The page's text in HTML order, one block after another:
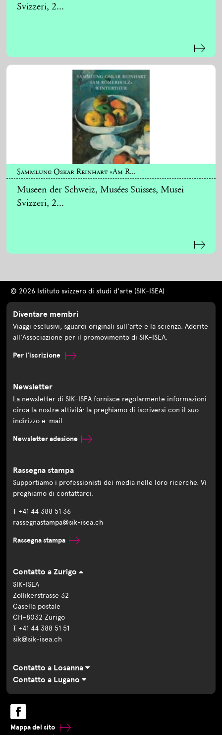
Svizzeri, 2...
Sammlung Oskar Reinhart «Am R...
Museen der Schweiz, Musées Suisses, Musei
Svizzeri, 2...
© 2026 Istituto svizzero di studi d'arte (SIK-ISEA)
Diventare membri
Viaggi esclusivi, sguardi originali sull'arte e la scienza. Aderite
all'Associazione per il promovimento di SIK-ISEA.
Per l'iscrizione
Newsletter
La newsletter di SIK-ISEA fornisce regolarmente informazioni
circa la nostre attività: la preghiamo di iscriversi con il suo
indirizzo e-mail.
Newsletter adesione
Rassegna stampa
Supportiamo i professionisti dei media nelle loro ricerche. Vi
preghiamo di contattarci.
T +41 44 388 51 36
rassegnastampa@sik-isea.ch
Rassegna stampa
Contatto a Zurigo
SIK-ISEA
Zollikerstrasse 32
Casella postale
CH-8032 Zurigo
T +41 44 388 51 51
sik@sik-isea.ch
Contatto a Losanna
Contatto a Lugano
Mappa del sito